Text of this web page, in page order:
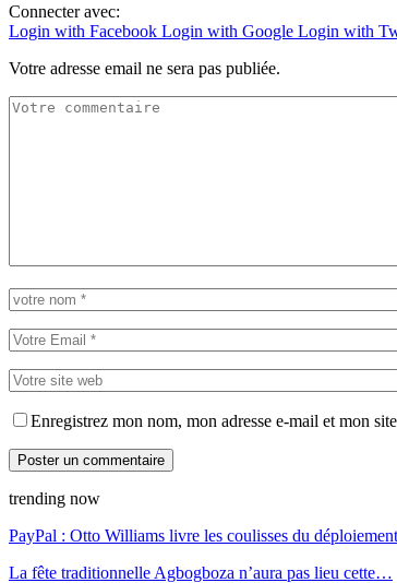
Connecter avec:
Login with Facebook Login with Google Login with
Votre adresse email ne sera pas publiée.
Enregistrez mon nom, mon adresse e-mail et mon
trending now
PayPal : Otto Williams livre les coulisses du
La fête traditionnelle Agbogboza n’aura pas lieu cette…